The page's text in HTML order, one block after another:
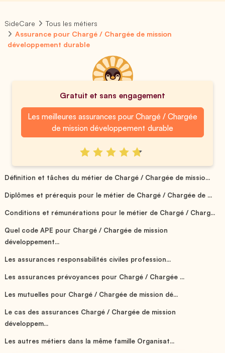
SideCare
Tous les métiers
Assurance pour Chargé / Chargée de mission
développement durable
Gratuit et sans engagement
Les meilleures assurances pour Chargé / Chargée
de mission développement durable
Définition et tâches du métier de Chargé / Chargée de missio...
Diplômes et prérequis pour le métier de Chargé / Chargée de ...
Conditions et rémunérations pour le métier de Chargé / Charg...
Quel code APE pour Chargé / Chargée de mission
développement...
Les assurances responsabilités civiles profession...
Les assurances prévoyances pour Chargé / Chargée ...
Les mutuelles pour Chargé / Chargée de mission dé...
Le cas des assurances Chargé / Chargée de mission
développem...
Les autres métiers dans la même famille Organisat...